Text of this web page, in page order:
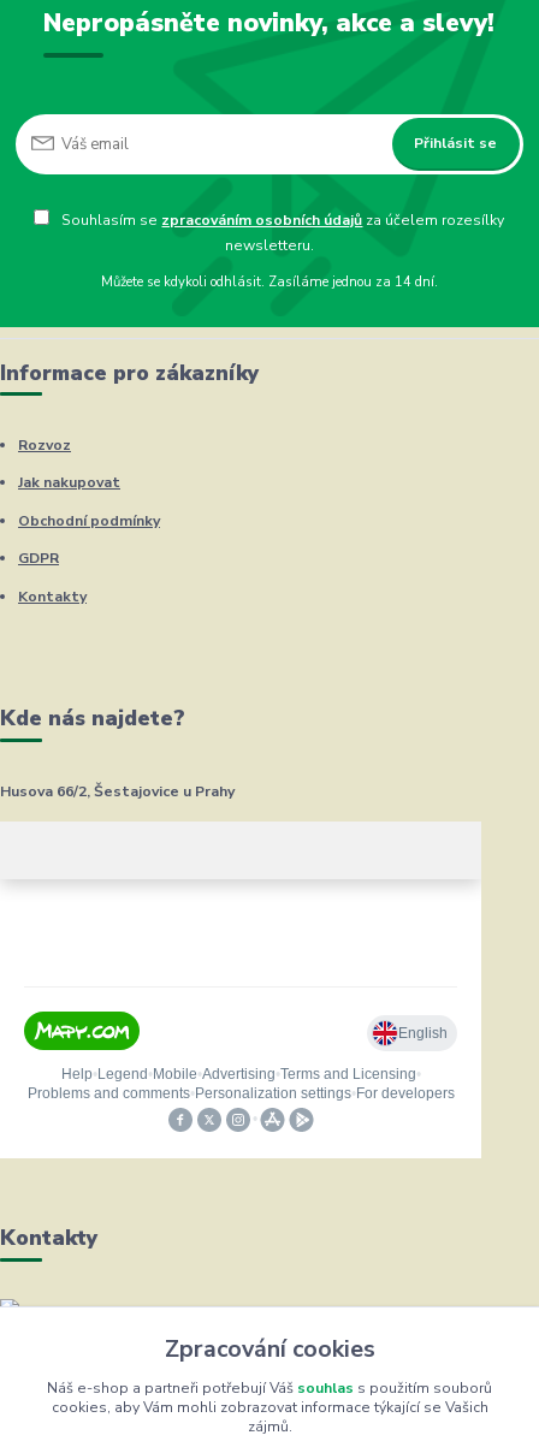
Nepropásněte novinky, akce a slevy!
Přihlásit se
Souhlasím se zpracováním osobních údajů za účelem rozesílky
newsletteru.
Můžete se kdykoli odhlásit. Zasíláme jednou za 14 dní.
Informace pro zákazníky
Rozvoz
Jak nakupovat
Obchodní podmínky
GDPR
Kontakty
Kde nás najdete?
Husova 66/2, Šestajovice u Prahy
Kontakty
Helena Bayerová
+420 604 711 491
(Po-Čt, 8-16 hod.)
Zpracování cookies
Náš e-shop a partneři potřebují Váš souhlas s použitím souborů
cookies, aby Vám mohli zobrazovat informace týkající se Vašich
zájmů.